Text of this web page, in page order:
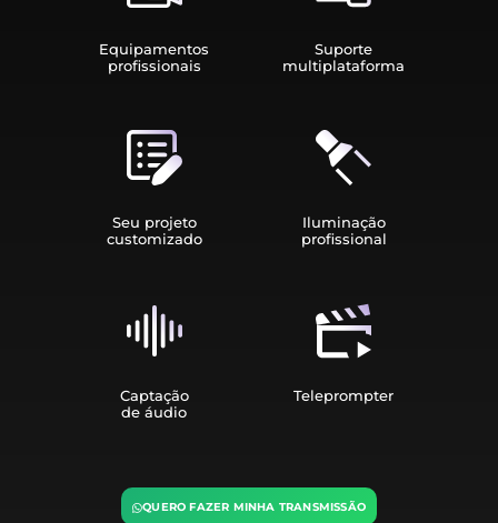
Equipamen­tos
profissionais
Suporte
multiplata­forma
Seu projeto
customizado
Iluminação
profissional
Captação
de áudio
Teleprompter
QUERO FAZER MINHA TRANSMISSÃO